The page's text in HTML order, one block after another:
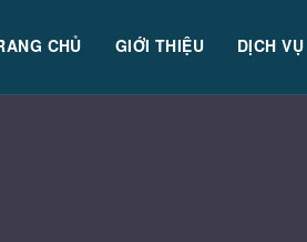
CHỦ GIỚI THIỆU DỊCH VỤ